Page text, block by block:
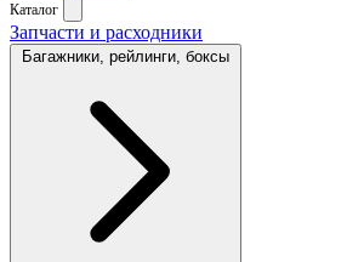
Каталог
Запчасти и расходники
Багажники, рейлинги, боксы